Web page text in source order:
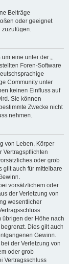
Beiträge
oder geeignet
eine unter der „
Foren-Software
Community unter
keinen Einfluss auf
Sie können
Zwecke nicht
nehmen.
von Leben, Körper
Vertragspflichten
oder grob
gilt auch für mittelbare
vorsätzlichem oder
der Verletzung von
wesentlicher
der Höhe nach
Dies gilt auch
Gewinn.
der Verletzung von
oder grob
Vertragsschluss